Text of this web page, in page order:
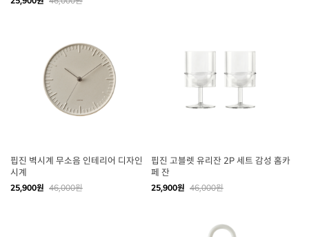
핍진 벽시계 무소음 인테리어 디자인
시계
25,900원 46,000원
핍진 고블렛 유리잔 2P 세트 감성 홈카
페 잔
25,900원 46,000원